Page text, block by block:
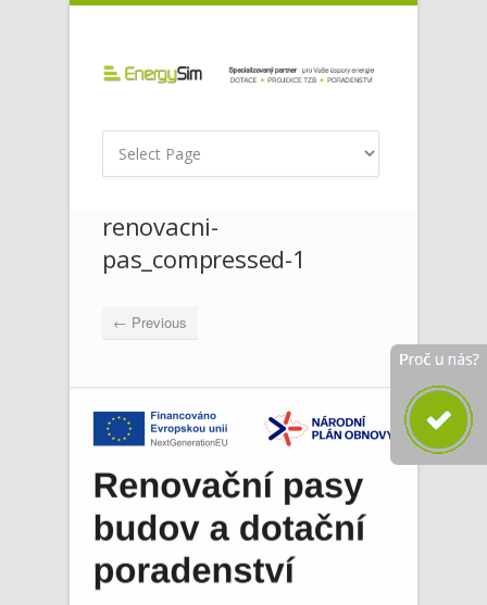
renovacni-
pas_compressed-1
← Previous